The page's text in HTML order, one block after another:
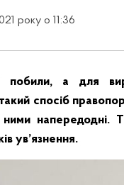
року о 11:36
побили, а для
спосіб
напередодні.
ув’язнення.